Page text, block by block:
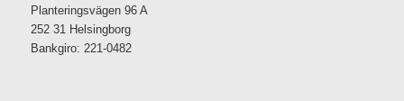
Planteringsvägen 96 A
252 31 Helsingborg
Bankgiro: 221-0482